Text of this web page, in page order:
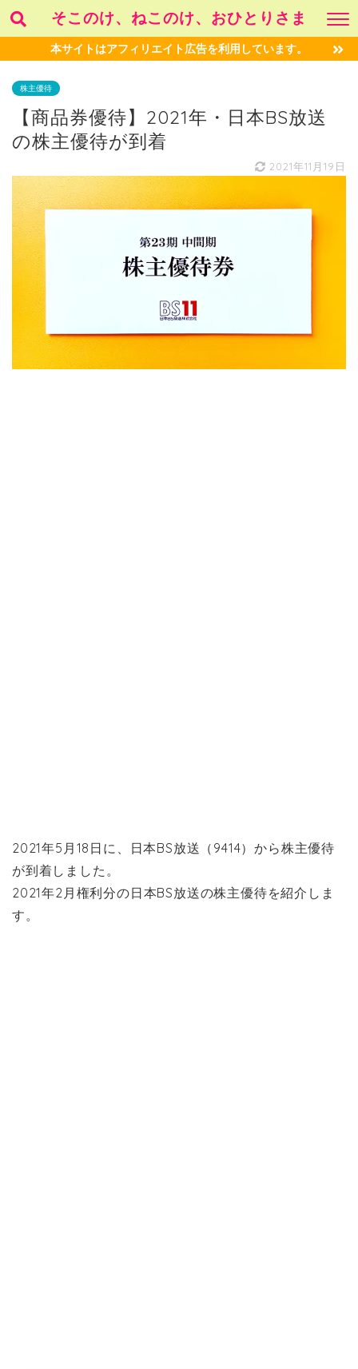
そこのけ、ねこのけ、おひとりさま
本サイトはアフィリエイト広告を利用しています。
株主優待
【商品券優待】2021年・日本BS放送
の株主優待が到着
2021年11月19日
2021年5月18日に、日本BS放送（9414）から株主優待
が到着しました。
2021年2月権利分の日本BS放送の株主優待を紹介しま
す。